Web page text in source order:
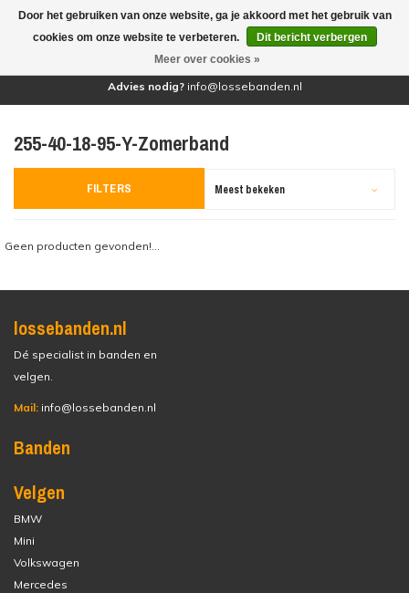
(0)
Advies nodig? info@lossebanden.nl
255-40-18-95-Y-Zomerband
FILTERS Meest bekeken
Geen producten gevonden!...
lossebanden.nl
Dé specialist in banden en
velgen.
Mail: info@lossebanden.nl
Banden
Velgen
BMW
Mini
Volkswagen
Mercedes
Door het gebruiken van onze website, ga je akkoord met het gebruik van
cookies om onze website te verbeteren.
Dit bericht verbergen
Meer over cookies »